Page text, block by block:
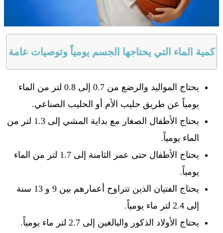
كمية الماء التي يحتاجها الجسم يومياً وتوصيات عامة
يحتاج المواليد والرضع من 0.7 إلى 0.8 لتر من الماء
يومياً عن طريق حليب الأم أو الحليب الصناعي.
يحتاج الأطفال الصغار مع بداية المشي إلى 1.3 لتر من
الماء يومياً.
يحتاج الأطفال حتى عمر الثامنة إلى 1.7 لتر من الماء
يومياً.
يحتاج الفتيان الذين تتراوح أعمارهم بين 9 و 13 سنة
إلى 2.4 لتر ماء يومياً.
يحتاج الأولاد الذكور والبالغين إلى 2.7 لتر ماء يومياً.